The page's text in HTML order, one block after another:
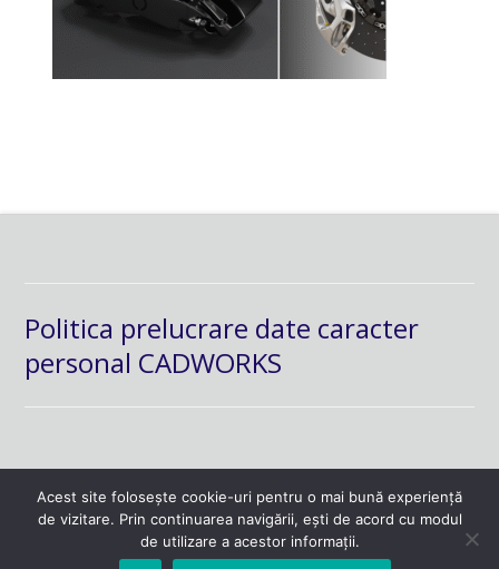
Politica prelucrare date caracter
personal CADWORKS
powered byhoodmedia.net
Acest site folosește cookie-uri pentru o mai bună experiență
de vizitare. Prin continuarea navigării, ești de acord cu modul
de utilizare a acestor informații.